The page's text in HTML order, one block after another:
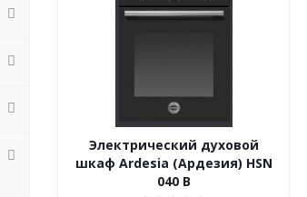
Электрический духовой
шкаф Ardesia (Ардезия) HSN
040 B